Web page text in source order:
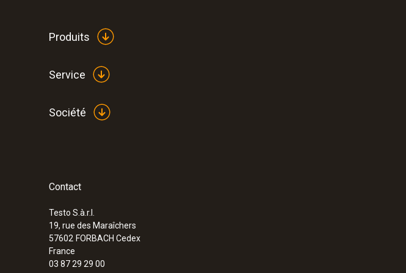
:0560 9056
étendue de mesure
111,00 €
Produits
Service
Société
Contact
Testo S.à.r.l.
19, rue des Maraîchers
57602 FORBACH Cedex
France
03 87 29 29 00